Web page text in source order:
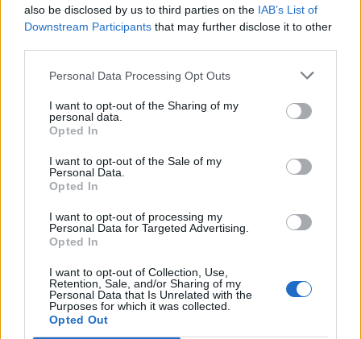
also be disclosed by us to third parties on the IAB’s List of
Downstream Participants that may further disclose it to other
Personal Data Processing Opt Outs
I want to opt-out of the Sharing of my
personal data.
Opted In
I want to opt-out of the Sale of my
Personal Data.
Opted In
I want to opt-out of processing my
Personal Data for Targeted Advertising.
Opted In
I want to opt-out of Collection, Use,
Retention, Sale, and/or Sharing of my
Personal Data that Is Unrelated with the
Purposes for which it was collected.
Opted Out
Fitness Lifestyle Viihdeuutiset
4.12.2020, 6:00
Shanina Shaikin tiukka treeniasu